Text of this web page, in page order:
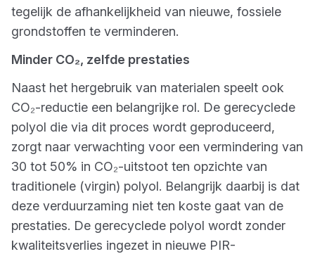
tegelijk de afhankelijkheid van nieuwe, fossiele
grondstoffen te verminderen.
Minder CO₂, zelfde prestaties
Naast het hergebruik van materialen speelt ook
CO₂-reductie een belangrijke rol. De gerecyclede
polyol die via dit proces wordt geproduceerd,
zorgt naar verwachting voor een vermindering van
30 tot 50% in CO₂-uitstoot ten opzichte van
traditionele (virgin) polyol. Belangrijk daarbij is dat
deze verduurzaming niet ten koste gaat van de
prestaties. De gerecyclede polyol wordt zonder
kwaliteitsverlies ingezet in nieuwe PIR-